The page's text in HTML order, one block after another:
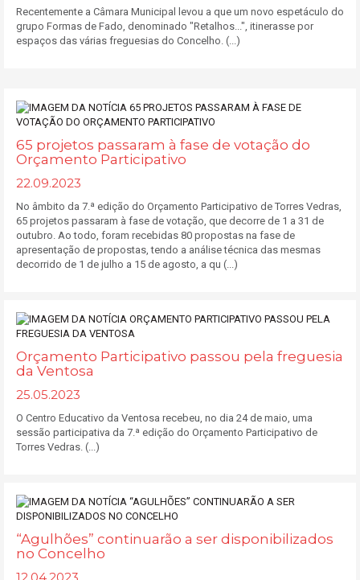
Recentemente a Câmara Municipal levou a que um novo espetáculo do
grupo Formas de Fado, denominado "Retalhos...", itinerasse por
espaços das várias freguesias do Concelho. (...)
65 projetos passaram à fase de votação do
Orçamento Participativo
22.09.2023
No âmbito da 7.ª edição do Orçamento Participativo de Torres Vedras,
65 projetos passaram à fase de votação, que decorre de 1 a 31 de
outubro. Ao todo, foram recebidas 80 propostas na fase de
apresentação de propostas, tendo a análise técnica das mesmas
decorrido de 1 de julho a 15 de agosto, a qu (...)
Orçamento Participativo passou pela freguesia
da Ventosa
25.05.2023
O Centro Educativo da Ventosa recebeu, no dia 24 de maio, uma
sessão participativa da 7.ª edição do Orçamento Participativo de
Torres Vedras. (...)
“Agulhões” continuarão a ser disponibilizados
no Concelho